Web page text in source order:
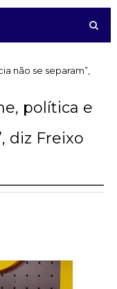
não se separam”,
política e
diz Freixo